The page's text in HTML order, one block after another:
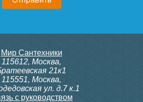
Мир Сантехники
115612, Москва,
21к1
115551, Москва,
ул. д.7 к.1
с руководством